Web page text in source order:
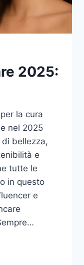
2025:
la cura
nel 2025
bellezza,
e
tutte le
in questo
e